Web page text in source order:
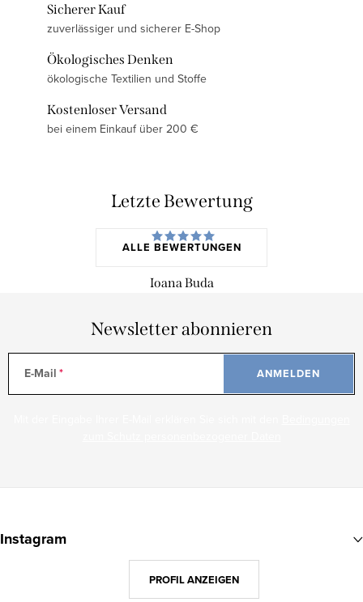
Sicherer Kauf
zuverlässiger und sicherer E-Shop
Ökologisches Denken
ökologische Textilien und Stoffe
Kostenloser Versand
bei einem Einkauf über 200 €
Letzte Bewertung
ALLE BEWERTUNGEN
Ioana Buda
Newsletter abonnieren
E-Mail ANMELDEN
uInstagram
PROFIL ANZEIGEN